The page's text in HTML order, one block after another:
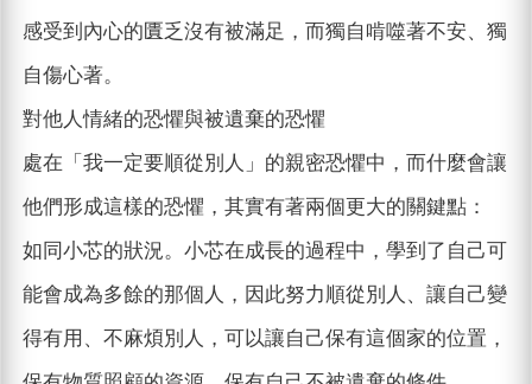
感受到內心的匱乏沒有被滿足，而獨自啃噬著不安、獨
自傷心著。
對他人情緒的恐懼與被遺棄的恐懼
處在「我一定要順從別人」的親密恐懼中，而什麼會讓
他們形成這樣的恐懼，其實有著兩個更大的關鍵點：
如同小芯的狀況。小芯在成長的過程中，學到了自己可
能會成為多餘的那個人，因此努力順從別人、讓自己變
得有用、不麻煩別人，可以讓自己保有這個家的位置，